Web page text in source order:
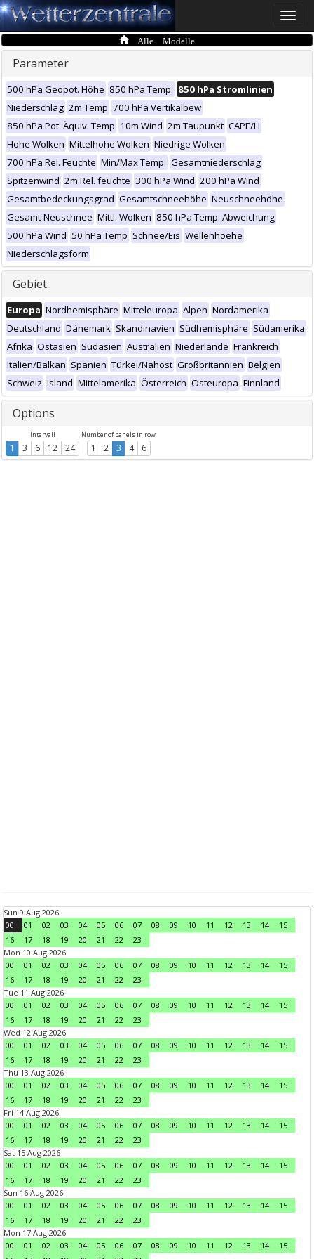
Toggle
Alle Modelle
Parameter
500 hPa Geopot. Höhe 850 hPa Temp. 850 hPa Stromlinien
Niederschlag 2m Temp 700 hPa Vertikalbew
850 hPa Pot. Äquiv. Temp 10m Wind 2m Taupunkt CAPE/LI
Hohe Wolken Mittelhohe Wolken Niedrige Wolken
700 hPa Rel. Feuchte Min/Max Temp. Gesamtniederschlag
Spitzenwind 2m Rel. feuchte 300 hPa Wind 200 hPa Wind
Gesamtbedeckungsgrad Gesamtschneehöhe Neuschneehöhe
Gesamt-Neuschnee Mittl. Wolken 850 hPa Temp. Abweichung
500 hPa Wind 50 hPa Temp Schnee/Eis Wellenhoehe
Niederschlagsform
Gebiet
Europa Nordhemisphäre Mitteleuropa Alpen Nordamerika
Deutschland Dänemark Skandinavien Südhemisphäre Südamerika
Afrika Ostasien Südasien Australien Niederlande Frankreich
Italien/Balkan Spanien Türkei/Nahost Großbritannien Belgien
Schweiz Island Mittelamerika Österreich Osteuropa Finnland
Options
Intervall
1 3 6 12 24
Number of panels in row
1 2 3 4 6
Sun 9 Aug 2026
00
01 02 03 04 05 06 07 08 09 10 11 12 13 14
15
16
17 18 19 20 21 22
23
Mon 10 Aug 2026
00
01 02 03 04 05 06 07 08 09 10 11 12 13 14
15
16
17 18 19 20 21 22
23
Tue 11 Aug 2026
00
01 02 03 04 05 06 07 08 09 10 11 12 13 14
15
16
17 18 19 20 21 22
23
Wed 12 Aug 2026
00
01 02 03 04 05 06 07 08 09 10 11 12 13 14
15
16
17 18 19 20 21 22
23
Thu 13 Aug 2026
00
01 02 03 04 05 06 07 08 09 10 11 12 13 14
15
16
17 18 19 20 21 22
23
Fri 14 Aug 2026
00
01 02 03 04 05 06 07 08 09 10 11 12 13 14
15
16
17 18 19 20 21 22
23
Sat 15 Aug 2026
00
01 02 03 04 05 06 07 08 09 10 11 12 13 14
15
16
17 18 19 20 21 22
23
Sun 16 Aug 2026
00
01 02 03 04 05 06 07 08 09 10 11 12 13 14
15
16
17 18 19 20 21 22
23
Mon 17 Aug 2026
00
01 02 03 04 05 06 07 08 09 10 11 12 13 14
15